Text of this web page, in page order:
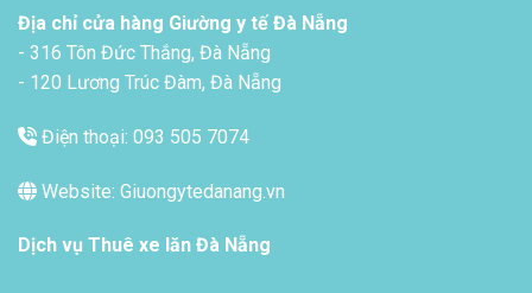
Địa chỉ cửa hàng Giường y tế Đà Nẵng
- 316 Tôn Đức Thắng, Đà Nẵng
- 120 Lương Trúc Đàm, Đà Nẵng
Điện thoại: 093 505 7074
Website: Giuongytedanang.vn
Dịch vụ Thuê xe lăn Đà Nẵng